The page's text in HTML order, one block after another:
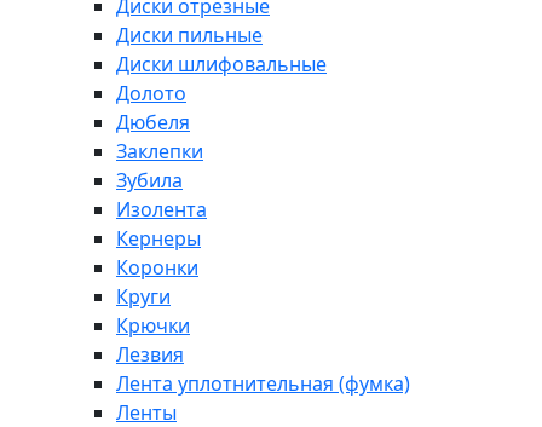
Диски отрезные
Диски пильные
Диски шлифовальные
Долото
Дюбеля
Заклепки
Зубила
Изолента
Кернеры
Коронки
Круги
Крючки
Лезвия
Лента уплотнительная (фумка)
Ленты